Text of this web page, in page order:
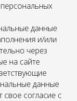
данные
и/или
через
на сайте
данные
согласие с